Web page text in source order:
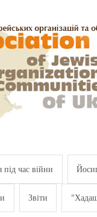
під час війни
Звіти